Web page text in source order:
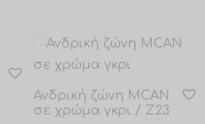
Ανδρική ζώνη MCAN
σε χρώμα γκρι / Z23